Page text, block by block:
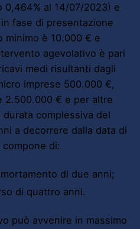
0,464% al 14/07/2023) e
in fase di presentazione
minimo è 10.000 € e
agevolativo è pari
medi risultanti dagli
imprese 500.000 €,
2.500.000 € e per altre
complessiva del
a decorrere dalla data di
di:
di due anni;
di quattro anni.
può avvenire in massimo